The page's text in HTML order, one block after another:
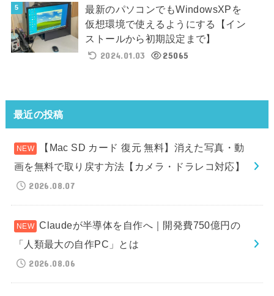
最新のパソコンでもWindowsXPを
仮想環境で使えるようにする【イン
ストールから初期設定まで】
2024.01.03
25065
最近の投稿
【Mac SD カード 復元 無料】消えた写真・動
画を無料で取り戻す方法【カメラ・ドラレコ対応】
2026.08.07
Claudeが半導体を自作へ｜開発費750億円の
「人類最大の自作PC」とは
2026.08.06